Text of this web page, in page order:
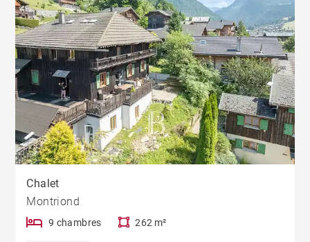
Chalet
Montriond
9 chambres 262 m²